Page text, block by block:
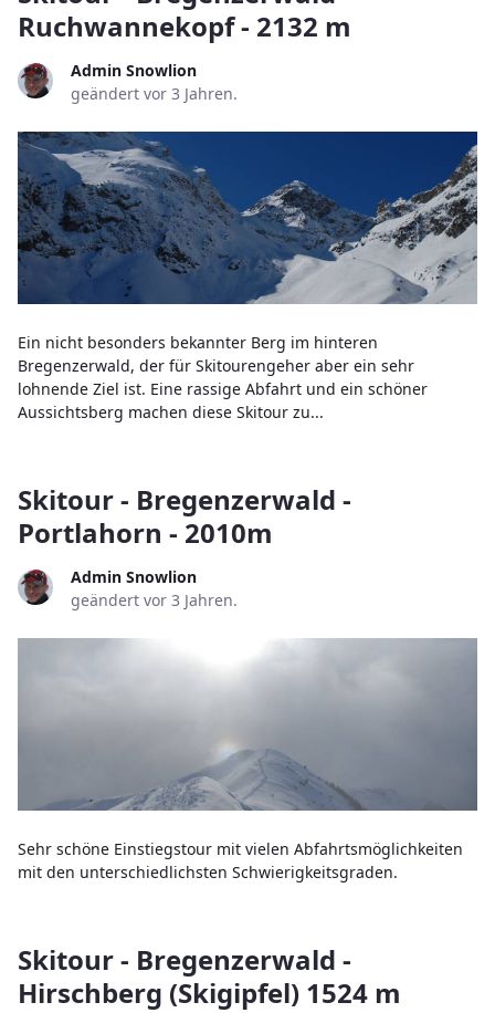
Ruchwannekopf - 2132 m
Admin Snowlion
geändert vor 3 Jahren.
Ein nicht besonders bekannter Berg im hinteren
Bregenzerwald, der für Skitourengeher aber ein sehr
lohnende Ziel ist. Eine rassige Abfahrt und ein schöner
Aussichtsberg machen diese Skitour zu...
Skitour - Bregenzerwald -
Portlahorn - 2010m
Admin Snowlion
geändert vor 3 Jahren.
Sehr schöne Einstiegstour mit vielen Abfahrtsmöglichkeiten
mit den unterschiedlichsten Schwierigkeitsgraden.
Skitour - Bregenzerwald -
Hirschberg (Skigipfel) 1524 m